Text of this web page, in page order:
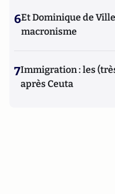
6Et Dominique de
macronisme
7Immigration : les
après Ceuta